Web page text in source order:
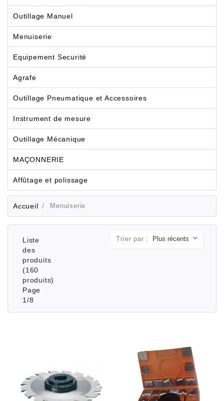
Outillage Manuel
Menuiserie
Equipement Securité
Agrafe
Outillage Pneumatique et Accessoires
Instrument de mesure
Outillage Mécanique
MAÇONNERIE
Affûtage et polissage
Accueil Menuiserie
Liste
des
produits
(160
produits)
Page
1/8
Trier par :